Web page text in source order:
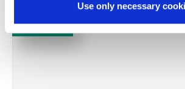
Use only necessary